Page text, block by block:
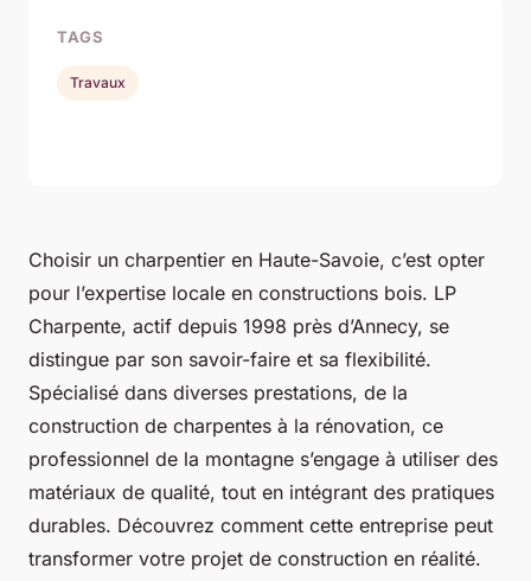
Choisir un charpentier en Haute-Savoie, c’est opter
pour l’expertise locale en constructions bois. LP
Charpente, actif depuis 1998 près d’Annecy, se
distingue par son savoir-faire et sa flexibilité.
Spécialisé dans diverses prestations, de la
construction de charpentes à la rénovation, ce
professionnel de la montagne s’engage à utiliser des
matériaux de qualité, tout en intégrant des pratiques
durables. Découvrez comment cette entreprise peut
transformer votre projet de construction en réalité.
TAGS
Travaux